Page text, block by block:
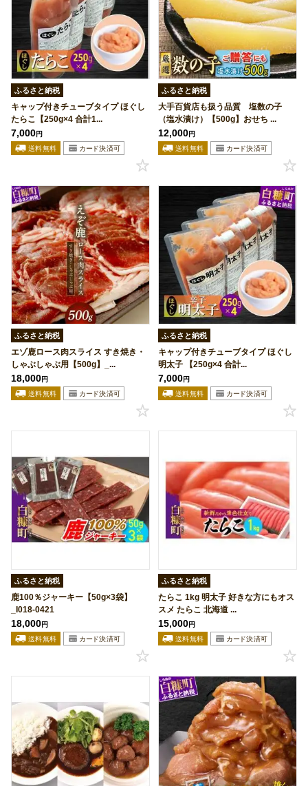
ふるさと納税
キャップ付きチューブタイプ ほぐし
たらこ【250g×4 合計1...
7,000円
ふるさと納税
大手百貨店も扱う品質 塩数の子
（塩水漬け）【500g】おせち ...
12,000円
ふるさと納税
エゾ鹿ロース肉スライス すき焼き・
しゃぶしゃぶ用【500g】_...
18,000円
ふるさと納税
キャップ付きチューブタイプ ほぐし
明太子 【250g×4 合計...
7,000円
ふるさと納税
鹿100％ジャーキー【50g×3袋】
_I018-0421
18,000円
ふるさと納税
たらこ 1kg 明太子 好きな方にもオス
スメ たらこ 北海道 ...
15,000円